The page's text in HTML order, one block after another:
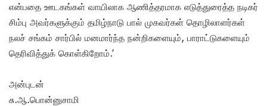
என்பதை ஊடகங்கள் வாயிலாக ஆணித்தரமாக எடுத்துரைத்த நடிகர்
சிம்பு அவர்களுக்கும் தமிழ்நாடு பால் முகவர்கள் தொழிலாளர்கள்
நலச் சங்கம் சார்பில் மனமார்ந்த நன்றிகளையும், பாராட்டுகளையும்
தெரிவித்துக் கொள்கிறோம்.’
அன்புடன்
சு.ஆ.பொன்னுசாமி